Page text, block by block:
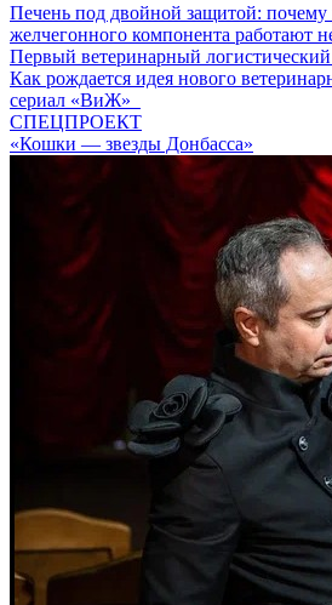
Печень под двойной защитой: почему
желчегонного компонента работают
Первый ветеринарный
Как рождается идея нового
сериал «ВиЖ»
СПЕЦПРОЕКТ
«Кошки — звезды Донбасса»